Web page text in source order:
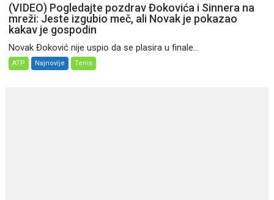
(VIDEO) Pogledajte pozdrav Đokovića i Sinnera na
mreži: Jeste izgubio meč, ali Novak je pokazao
kakav je gospodin
Novak Đoković nije uspio da se plasira u finale...
ATP Najnovije Tenis